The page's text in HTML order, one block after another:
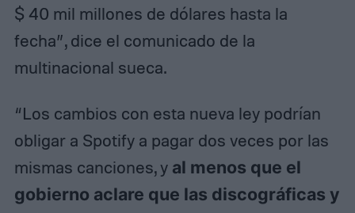
$ 40 mil millones de dólares hasta la
fecha”, dice el comunicado de la
multinacional sueca.
“Los cambios con esta nueva ley podrían
obligar a Spotify a pagar dos veces por las
mismas canciones, y al menos que el
gobierno aclare que las discográficas y